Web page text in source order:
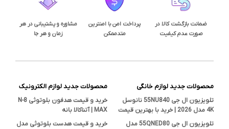
ضمانت بازگشت کالا در
صورت عدم کیفیت
پرداخت امن با امنترین
متدممکن
مشاوره و پشتیبانی در هر
زمان و هر جا
محصولات جدید لوازم خانگی
تلویزیون ال جی 55NU840 نانوسل
4K مدل 2026 | خرید با بهترین قیمت
تلویزیون ال جی 55QNED80 مدل
محصولات جدید لوازم الکترونیک
خرید و قیمت هدفون بلوتوثی N-8
MAX | آتناکالا بانه
خرید و قیمت هدست بلوتوثی مدل